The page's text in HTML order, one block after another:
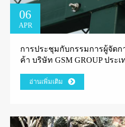
06
APR
การประชุมกับกรรมการผู้จัด
ค้า บริษัท GSM GROUP ประ
อ่านเพิ่มเติม